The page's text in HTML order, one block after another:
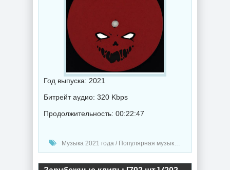
Год выпуска: 2021
Битрейт аудио: 320 Kbps
Продолжительность: 00:22:47
Музыка 2021 года / Популярная музыка / Дабстеп музыка